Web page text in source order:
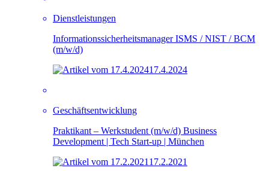
Dienstleistungen
Informationssicherheitsmanager ISMS / NIST / BCM
(m/w/d)
17.4.2024
Geschäftsentwicklung
Praktikant – Werkstudent (m/w/d) Business
Development | Tech Start-up | München
17.2.2021